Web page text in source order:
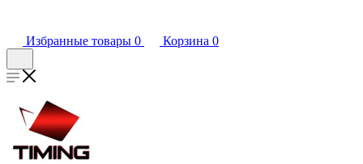
Избранные товары 0 Корзина 0